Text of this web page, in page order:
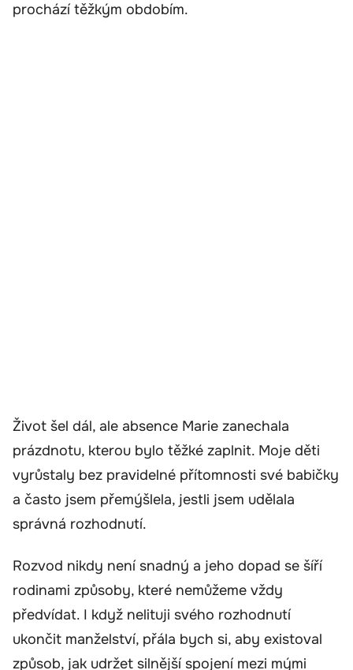
prochází těžkým obdobím.
Život šel dál, ale absence Marie zanechala
prázdnotu, kterou bylo těžké zaplnit. Moje děti
vyrůstaly bez pravidelné přítomnosti své babičky
a často jsem přemýšlela, jestli jsem udělala
správná rozhodnutí.
Rozvod nikdy není snadný a jeho dopad se šíří
rodinami způsoby, které nemůžeme vždy
předvídat. I když nelituji svého rozhodnutí
ukončit manželství, přála bych si, aby existoval
způsob, jak udržet silnější spojení mezi mými